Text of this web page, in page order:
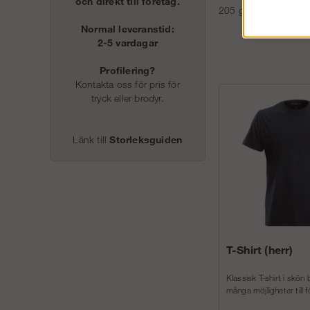
Normal leveranstid:
2-5 vardagar
Profilering?
Kontakta oss för pris för
tryck eller brodyr.
Länk till Storleksguiden
205 g/m².
T-Shirt (herr)
Klassisk T-shirt i skön
många möjligheter till